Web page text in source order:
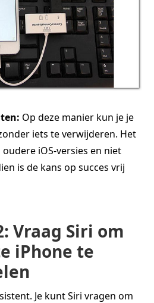
Op deze manier kun je je
iets te verwijderen. Het
iOS-versies en niet
is de kans op succes vrij
Vraag Siri om
iPhone te
Je kunt Siri vragen om